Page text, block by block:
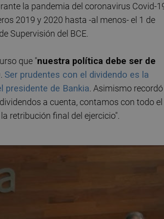
la pandemia del coronavirus Covid-
2019 y 2020 hasta -al menos- el 1 de
Supervisión del BCE.
que "nuestra política debe ser de
. Ser prudentes con el dividendo es la
presidente de Bankia. Asimismo recordó
a cuenta, contamos con todo el
retribución final del ejercicio".